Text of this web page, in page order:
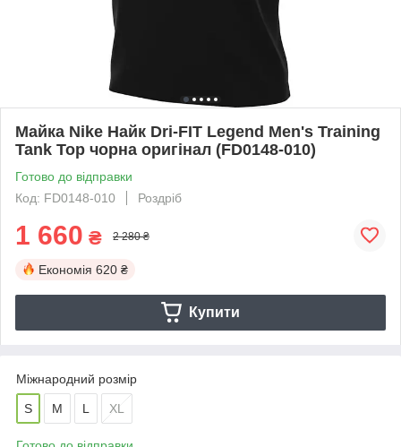
Майка Nike Найк Dri-FIT Legend Men's Training
Tank Top чорна оригінал (FD0148-010)
Готово до відправки
Код: FD0148-010
Роздріб
1 660 ₴ 2 280 ₴
Економія 620 ₴
Купити
Міжнародний розмір
S M L XL